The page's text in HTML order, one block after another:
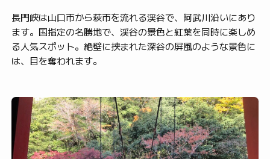
長門峡は山口市から萩市を流れる渓谷で、阿武川沿いにあり
ます。国指定の名勝地で、渓谷の景色と紅葉を同時に楽しめ
る人気スポット。絶壁に挟まれた深谷の屏風のような景色に
は、目を奪われます。